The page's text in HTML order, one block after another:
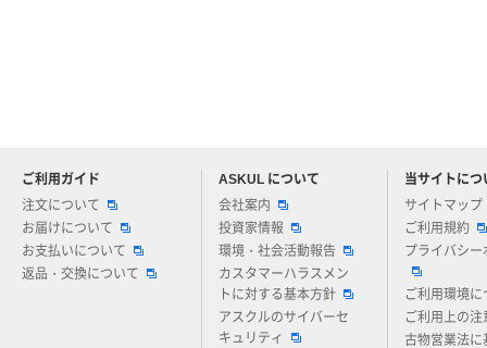
ご利用ガイド
注文について
お届けについて
お支払いについて
返品・交換について
ASKUL について
会社案内
投資家情報
環境・社会活動報告
カスタマーハラスメン
トに対する基本方針
アスクルのサイバーセ
キュリティ
当サイトにつ
サイトマップ
ご利用規約
プライバシー
ご利用環境に
ご利用上の注
古物営業法に
アスクルについてお気軽にご質問ください